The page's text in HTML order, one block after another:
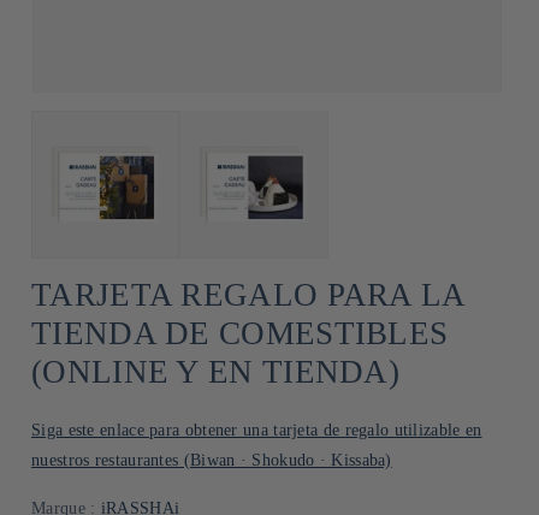
TARJETA REGALO PARA LA
TIENDA DE COMESTIBLES
(ONLINE Y EN TIENDA)
Siga este enlace para obtener una tarjeta de regalo utilizable en
nuestros restaurantes (Biwan · Shokudo · Kissaba)
Marque : iRASSHAi